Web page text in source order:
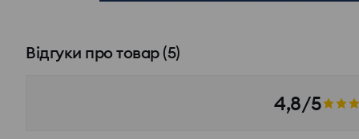
Відгуки про товар(5)
4,8/5